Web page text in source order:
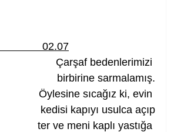
02.07
Çarşaf bedenlerimizi
birbirine sarmalamış.
Öylesine sıcağız ki, evin
kedisi kapıyı usulca açıp
ter ve meni kaplı yastığa